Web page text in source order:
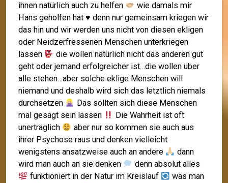
ihnen natürlich auch zu helfen
wie damals mir
Hans geholfen hat ♥️ denn nur gemeinsam kriegen wir
das hin und wir werden uns nicht von diesen ekligen
oder Neidzerfressenen Menschen unterkriegen
lassen
die wollen natürlich nicht das anderen gut
geht oder jemand erfolgreicher ist…die wollen über
alle stehen…aber solche eklige Menschen will
niemand und deshalb wird sich das letztlich niemals
durchsetzen
Das sollten sich diese Menschen
mal gesagt sein lassen
Die Wahrheit ist oft
unerträglich
aber nur so kommen sie auch aus
ihrer Psychose raus und denken vielleicht
wenigstens ansatzweise auch an andere
dann
wird man auch an sie denken
denn absolut alles
funktioniert in der Natur im Kreislauf
was man